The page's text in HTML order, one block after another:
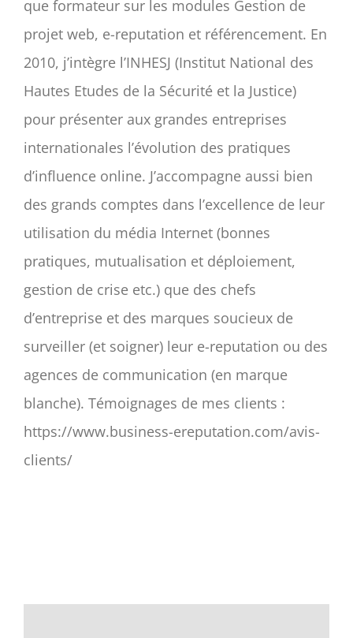
que formateur sur les modules Gestion de
projet web, e-reputation et référencement. En
2010, j’intègre l’INHESJ (Institut National des
Hautes Etudes de la Sécurité et la Justice)
pour présenter aux grandes entreprises
internationales l’évolution des pratiques
d’influence online. J’accompagne aussi bien
des grands comptes dans l’excellence de leur
utilisation du média Internet (bonnes
pratiques, mutualisation et déploiement,
gestion de crise etc.) que des chefs
d’entreprise et des marques soucieux de
surveiller (et soigner) leur e-reputation ou des
agences de communication (en marque
blanche). Témoignages de mes clients :
https://www.business-ereputation.com/avis-
clients/